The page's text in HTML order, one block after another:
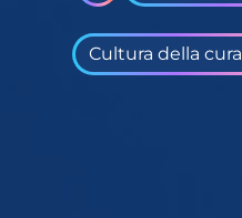
prenota il tuo posto
Cultura della